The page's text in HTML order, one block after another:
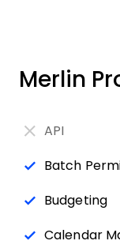
Merlin
API
Batch
Budgeting
Calendar